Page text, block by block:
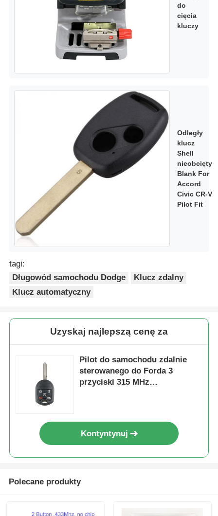
do
cięcia
kluczy
Odległy
klucz
Shell
nieobcięty
Blank For
Accord
Civic CR-V
Pilot Fit
tagi:
Długowód samochodu Dodge
Klucz zdalny
Klucz automatyczny
Uzyskaj najlepszą cenę za
Pilot do samochodu zdalnie
sterowanego do Forda 3
przyciski 315 MHz
Kontyntynuj
Polecane produkty